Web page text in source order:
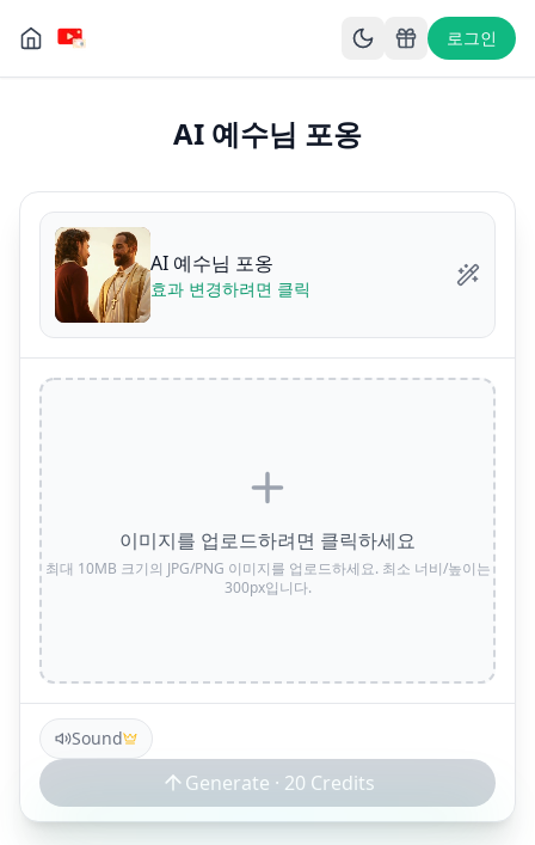
로그인
AI 예수님 포옹
AI 예수님 포옹
효과 변경하려면 클릭
이미지를 업로드하려면 클릭하세요
최대 10MB 크기의 JPG/PNG 이미지를 업로드하세요. 최소 너비/높이는
300px입니다.
Sound
Generate · 20 Credits